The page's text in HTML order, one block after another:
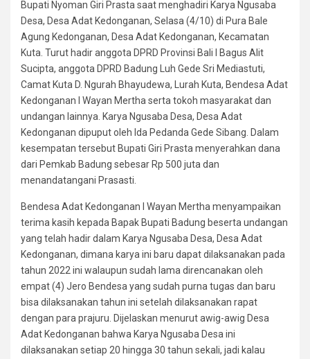
Bupati Nyoman Giri Prasta saat menghadiri Karya Ngusaba
Desa, Desa Adat Kedonganan, Selasa (4/10) di Pura Bale
Agung Kedonganan, Desa Adat Kedonganan, Kecamatan
Kuta. Turut hadir anggota DPRD Provinsi Bali I Bagus Alit
Sucipta, anggota DPRD Badung Luh Gede Sri Mediastuti,
Camat Kuta D. Ngurah Bhayudewa, Lurah Kuta, Bendesa Adat
Kedonganan I Wayan Mertha serta tokoh masyarakat dan
undangan lainnya. Karya Ngusaba Desa, Desa Adat
Kedonganan dipuput oleh Ida Pedanda Gede Sibang. Dalam
kesempatan tersebut Bupati Giri Prasta menyerahkan dana
dari Pemkab Badung sebesar Rp 500 juta dan
menandatangani Prasasti.
Bendesa Adat Kedonganan I Wayan Mertha menyampaikan
terima kasih kepada Bapak Bupati Badung beserta undangan
yang telah hadir dalam Karya Ngusaba Desa, Desa Adat
Kedonganan, dimana karya ini baru dapat dilaksanakan pada
tahun 2022 ini walaupun sudah lama direncanakan oleh
empat (4) Jero Bendesa yang sudah purna tugas dan baru
bisa dilaksanakan tahun ini setelah dilaksanakan rapat
dengan para prajuru. Dijelaskan menurut awig-awig Desa
Adat Kedonganan bahwa Karya Ngusaba Desa ini
dilaksanakan setiap 20 hingga 30 tahun sekali, jadi kalau